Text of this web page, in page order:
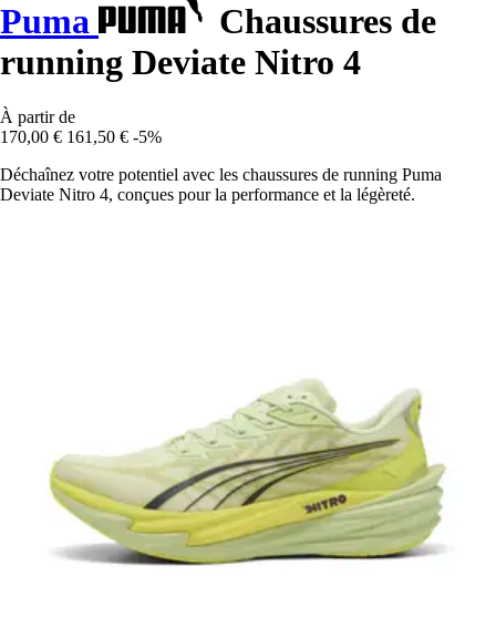
Puma
Chaussures de
running Deviate Nitro 4
À partir de
170,00 € 161,50 € -5%
Déchaînez votre potentiel avec les chaussures de running Puma
Deviate Nitro 4, conçues pour la performance et la légèreté.